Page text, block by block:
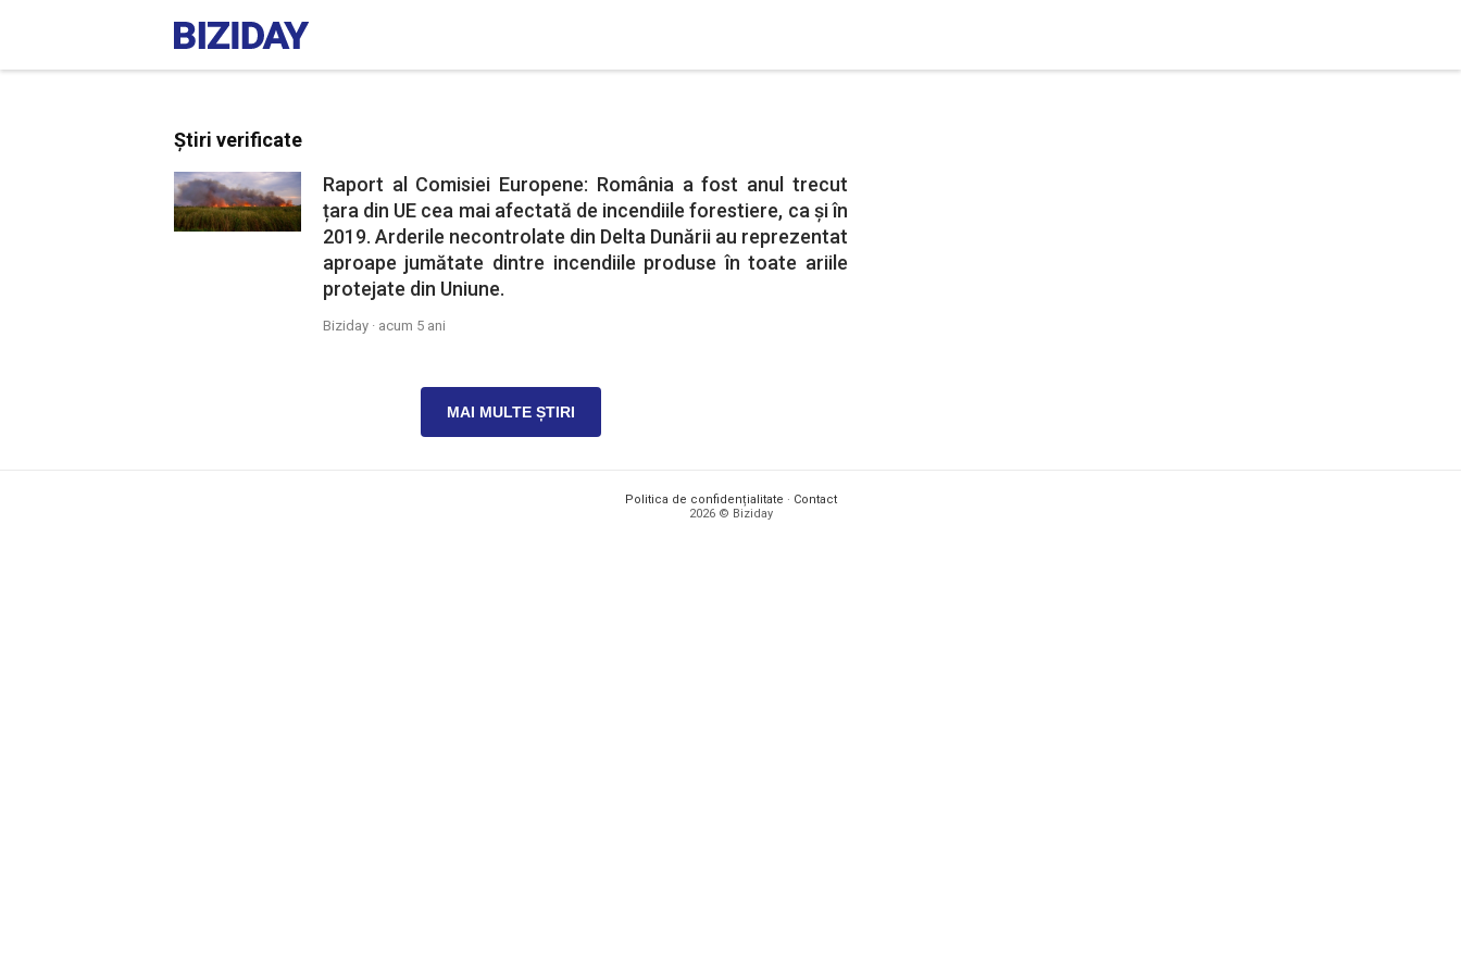
Știri verificate
Raport al Comisiei Europene: România a fost anul trecut
țara din UE cea mai afectată de incendiile forestiere, ca și în
2019. Arderile necontrolate din Delta Dunării au reprezentat
aproape jumătate dintre incendiile produse în toate ariile
protejate din Uniune.
Biziday · acum 5 ani
MAI MULTE ȘTIRI
Politica de confidențialitate · Contact
2026 © Biziday